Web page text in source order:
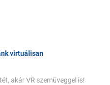
virtuálisan
akár VR szemüveggel is!